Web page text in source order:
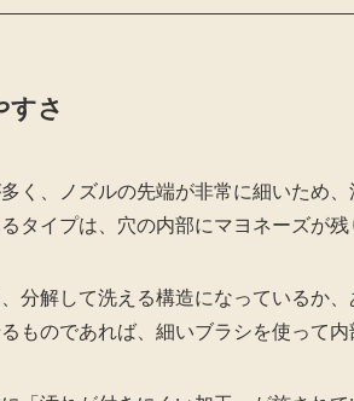
すさ
く、ノズルの先端が非常に細いため
タイプは、穴の内部にマヨネーズが
分解して洗える構造になっているか
ものであれば、細いブラシを使って